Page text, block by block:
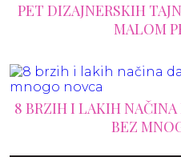
PET DIZAJNERSKIH
MALOM
8 BRZIH I LAKIH
BEZ